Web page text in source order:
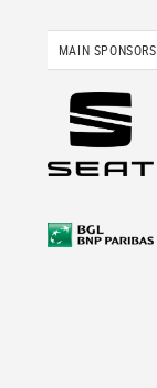
MAIN SPONSORS